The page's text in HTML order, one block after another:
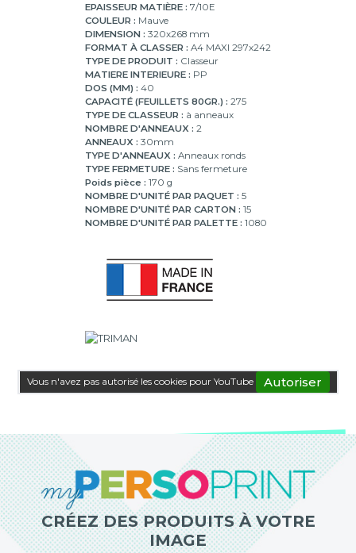
EPAISSEUR MATIÈRE : 7/10E
COULEUR : Mauve
DIMENSION : 320x268 mm
FORMAT À CLASSER : A4 MAXI 297x242
TYPE DE PRODUIT : Classeur
MATIERE INTERIEURE : PP
DOS (MM) : 40
CAPACITÉ (FEUILLETS 80GR.) : 275
TYPE DE CLASSEUR : à anneaux
NOMBRE D'ANNEAUX : 2
ANNEAUX : 30mm
TYPE D'ANNEAUX : Anneaux ronds
TYPE FERMETURE : Sans fermeture
Poids pièce : 170 g
NOMBRE D'UNITÉ PAR PAQUET : 5
NOMBRE D'UNITÉ PAR CARTON : 15
NOMBRE D'UNITÉ PAR PALETTE : 1080
Vous n'avez pas autorisé les cookies pour YouTube Autoriser
CRÉEZ DES PRODUITS À VOTRE
IMAGE